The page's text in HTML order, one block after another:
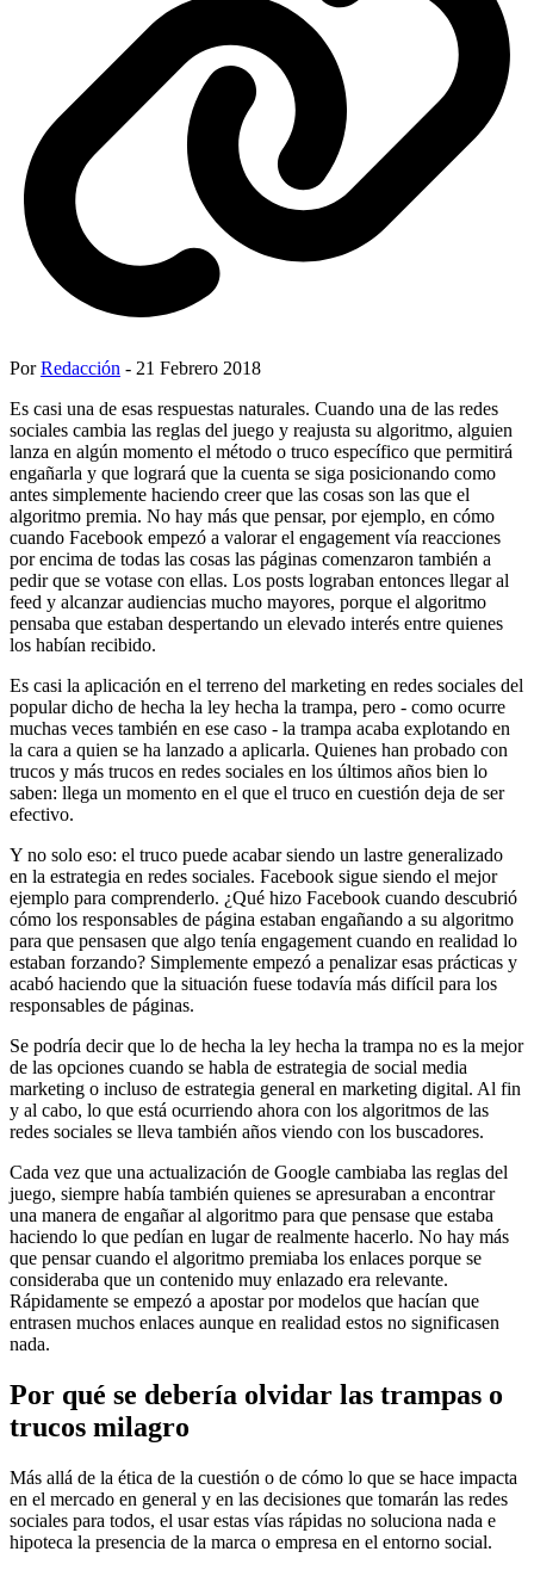
PorRedacción - 21 Febrero 2018
Es casi una de esas respuestas naturales. Cuando una de las redes
sociales cambia las reglas del juego y reajusta su algoritmo, alguien
lanza en algún momento el método o truco específico que permitirá
engañarla y que logrará que la cuenta se siga posicionando como
antes simplemente haciendo creer que las cosas son las que el
algoritmo premia. No hay más que pensar, por ejemplo, en cómo
cuando Facebook empezó a valorar el engagement vía reacciones
por encima de todas las cosas las páginas comenzaron también a
pedir que se votase con ellas. Los posts lograban entonces llegar al
feed y alcanzar audiencias mucho mayores, porque el algoritmo
pensaba que estaban despertando un elevado interés entre quienes
los habían recibido.
Es casi la aplicación en el terreno del marketing en redes sociales del
popular dicho de hecha la ley hecha la trampa, pero - como ocurre
muchas veces también en ese caso - la trampa acaba explotando en
la cara a quien se ha lanzado a aplicarla. Quienes han probado con
trucos y más trucos en redes sociales en los últimos años bien lo
saben: llega un momento en el que el truco en cuestión deja de ser
efectivo.
Y no solo eso: el truco puede acabar siendo un lastre generalizado
en la estrategia en redes sociales. Facebook sigue siendo el mejor
ejemplo para comprenderlo. ¿Qué hizo Facebook cuando descubrió
cómo los responsables de página estaban engañando a su algoritmo
para que pensasen que algo tenía engagement cuando en realidad lo
estaban forzando? Simplemente empezó a penalizar esas prácticas y
acabó haciendo que la situación fuese todavía más difícil para los
responsables de páginas.
Se podría decir que lo de hecha la ley hecha la trampa no es la mejor
de las opciones cuando se habla de estrategia de social media
marketing o incluso de estrategia general en marketing digital. Al fin
y al cabo, lo que está ocurriendo ahora con los algoritmos de las
redes sociales se lleva también años viendo con los buscadores.
Cada vez que una actualización de Google cambiaba las reglas del
juego, siempre había también quienes se apresuraban a encontrar
una manera de engañar al algoritmo para que pensase que estaba
haciendo lo que pedían en lugar de realmente hacerlo. No hay más
que pensar cuando el algoritmo premiaba los enlaces porque se
consideraba que un contenido muy enlazado era relevante.
Rápidamente se empezó a apostar por modelos que hacían que
entrasen muchos enlaces aunque en realidad estos no significasen
nada.
Por qué se debería olvidar las trampas o
trucos milagro
Más allá de la ética de la cuestión o de cómo lo que se hace impacta
en el mercado en general y en las decisiones que tomarán las redes
sociales para todos, el usar estas vías rápidas no soluciona nada e
hipoteca la presencia de la marca o empresa en el entorno social.